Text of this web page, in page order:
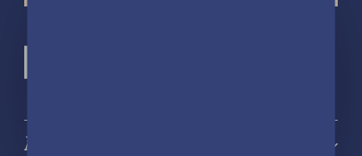
À propos